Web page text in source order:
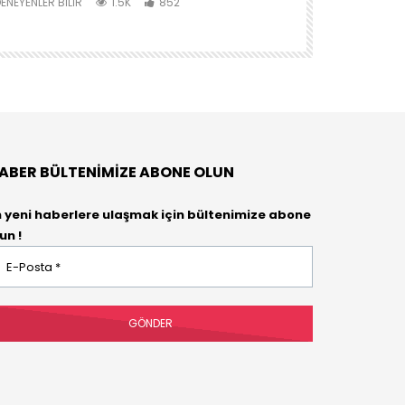
BÜLTENIMIZE ABONE OLUN
yeni haberlere ulaşmak için bültenimize abone
!